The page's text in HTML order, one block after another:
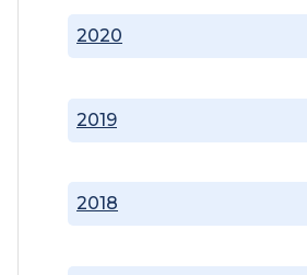
2018
2019
2020